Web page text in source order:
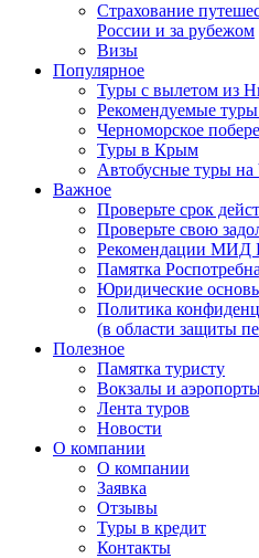
Страхование
России и за рубежом
Визы
Популярное
Туры с вылетом из
Рекомендуемые
Черноморское
Туры в Крым
Автобусные туры на
Важное
Проверьте срок
Проверьте свою
Рекомендации МИД
Памятка
Юридические
Политика
(в области защиты
Полезное
Памятка туристу
Вокзалы и
Лента туров
Новости
О компании
О компании
Заявка
Отзывы
Туры в кредит
Контакты